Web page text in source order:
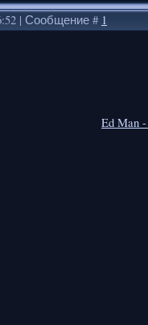
| Сообщение # 1
Ed Man